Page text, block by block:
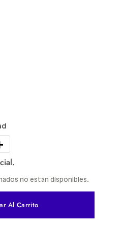
no están disponibles.
Al Carrito